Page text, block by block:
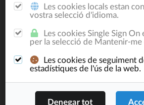
Mostrant
del teu negoci,
BrightSide
tot-en-un
Les cookies locals estan
vostra selecció d'idioma.
Les cookies Single Sign
per la selecció de Mantenir-
Les cookies de seguiment
estadístiques de l'ús de la web.